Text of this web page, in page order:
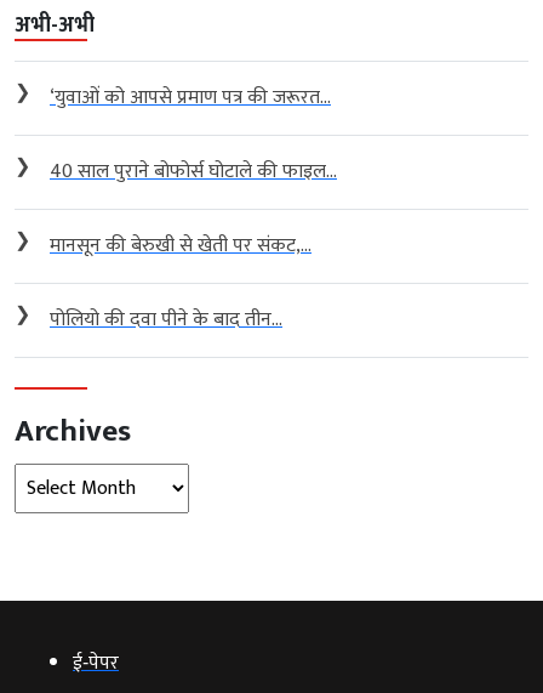
अभी-अभी
❯ ‘युवाओं को आपसे प्रमाण पत्र की जरूरत...
❯ 40 साल पुराने बोफोर्स घोटाले की फाइल...
❯ मानसून की बेरुखी से खेती पर संकट,...
❯ पोलियो की दवा पीने के बाद तीन...
Archives
Archives
ई‑पेपर